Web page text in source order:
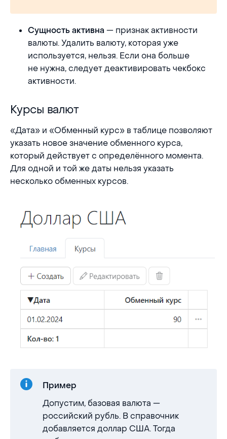
Сущность активна — признак активности
валюты. Удалить валюту, которая уже
используется, нельзя. Если она больше
не нужна, следует деактивировать чекбокс
активности.
Курсы валют
Курсы валют
«Дата» и «Обменный курс» в таблице позволяют
указать новое значение обменного курса,
который действует с определённого момента.
Для одной и той же даты нельзя указать
несколько обменных курсов.
Пример
Допустим, базовая валюта —
российский рубль. В справочник
добавляется доллар США. Тогда